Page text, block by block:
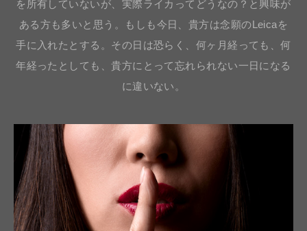
を所有していないが、実際ライカってどうなの？と興味が
ある方も多いと思う。もしも今日、貴方は念願のLeicaを
手に入れたとする。その日は恐らく、何ヶ月経っても、何
年経ったとしても、貴方にとって忘れられない一日になる
に違いない。